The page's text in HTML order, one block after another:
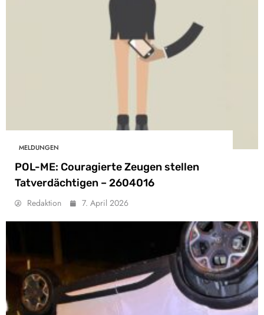
MELDUNGEN
POL-ME: Couragierte Zeugen stellen
Tatverdächtigen – 2604016
Redaktion 7. April 2026